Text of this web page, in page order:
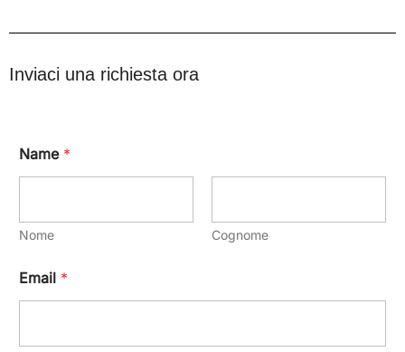
Inviaci una richiesta ora
Name *
Nome Cognome
Email *